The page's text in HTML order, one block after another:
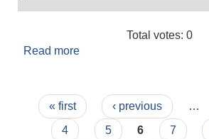
Total votes: 0
Read more
Pages
« first ‹ previous …
4
5 6 7